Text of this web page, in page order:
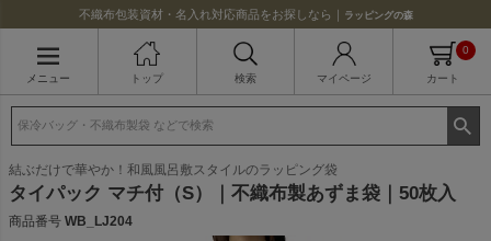
不織布包装資材・名入れ対応商品をお探しなら｜ ラッピングの森
メニュー トップ 検索 マイページ カート
0
結ぶだけで華やか！和風風呂敷スタイルのラッピング袋
タイパック マチ付（S）｜不織布製あずま袋｜50枚入
商品番号 WB_LJ204